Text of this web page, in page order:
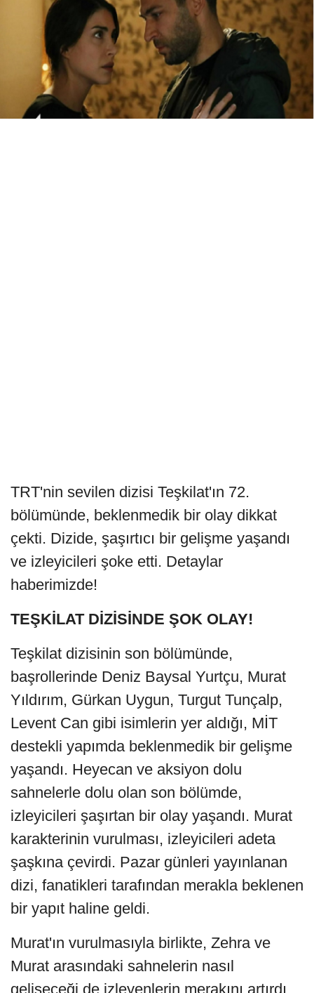
TRT'nin sevilen dizisi Teşkilat'ın 72.
bölümünde, beklenmedik bir olay dikkat
çekti. Dizide, şaşırtıcı bir gelişme yaşandı
ve izleyicileri şoke etti. Detaylar
haberimizde!
TEŞKİLAT DİZİSİNDE ŞOK OLAY!
Teşkilat dizisinin son bölümünde,
başrollerinde Deniz Baysal Yurtçu, Murat
Yıldırım, Gürkan Uygun, Turgut Tunçalp,
Levent Can gibi isimlerin yer aldığı, MİT
destekli yapımda beklenmedik bir gelişme
yaşandı. Heyecan ve aksiyon dolu
sahnelerle dolu olan son bölümde,
izleyicileri şaşırtan bir olay yaşandı. Murat
karakterinin vurulması, izleyicileri adeta
şaşkına çevirdi. Pazar günleri yayınlanan
dizi, fanatikleri tarafından merakla beklenen
bir yapıt haline geldi.
Murat'ın vurulmasıyla birlikte, Zehra ve
Murat arasındaki sahnelerin nasıl
gelişeceği de izleyenlerin merakını artırdı.